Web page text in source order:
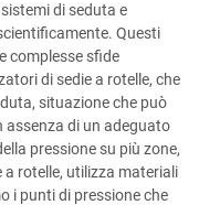
di seduta e
Questi
complesse sfide
di sedie a rotelle, che
situazione che può
assenza di un adeguato
pressione su più zone,
rotelle, utilizza materiali
i punti di pressione che